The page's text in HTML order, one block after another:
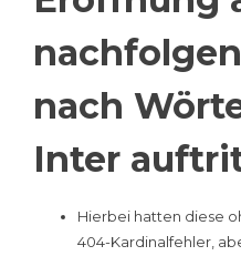
nach
Inter
Hierbei hatten diese
404-Kardinalfehler,